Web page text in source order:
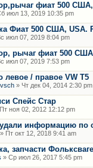
фиат 500
июл 13, 2019 10:35 pm
Фиат 500 США, USA.
июл 07, 2019 8:04 pm
рычаг фиат 500
июл 07, 2019 7:53 pm
левое / правое VW T5
» Чт дек 04, 2014 2:30 pm
Спейс Стар
ноя 02, 2012 12:12 pm
информацию по
» Пт окт 12, 2018 9:41 am
запчасти
» Ср июл 26, 2017 5:45 pm